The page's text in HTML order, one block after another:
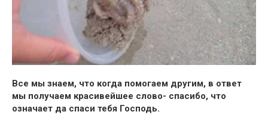
Все мы знаем, что когда помогаем другим, в ответ
мы получаем красивейшее слово- спасибо, что
означает да спаси тебя Господь.